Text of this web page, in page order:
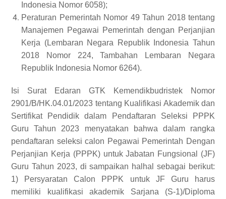
Indonesia Nomor 6058);
Peraturan Pemerintah Nomor 49 Tahun 2018 tentang
Manajemen Pegawai Pemerintah dengan Perjanjian
Kerja (Lembaran Negara Republik Indonesia Tahun
2018 Nomor 224, Tambahan Lembaran Negara
Republik Indonesia Nomor 6264).
Isi Surat Edaran GTK Kemendikbudristek Nomor
2901/B/HK.04.01/2023 tentang Kualifikasi Akademik dan
Sertifikat Pendidik dalam Pendaftaran Seleksi PPPK
Guru Tahun 2023 menyatakan bahwa dalam rangka
pendaftaran seleksi calon Pegawai Pemerintah Dengan
Perjanjian Kerja (PPPK) untuk Jabatan Fungsional (JF)
Guru Tahun 2023, di sampaikan halhal sebagai berikut:
1) Persyaratan Calon PPPK untuk JF Guru harus
memiliki kualifikasi akademik Sarjana (S-1)/Diploma